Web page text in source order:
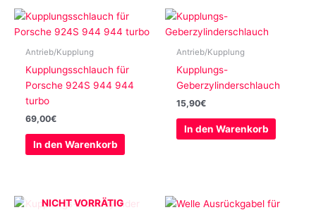
Antrieb/Kupplung
Kupplungsschlauch für
Porsche 924S 944 944
turbo
69,00€
In den Warenkorb
Antrieb/Kupplung
Kupplungs-
Geberzylinderschlauch
15,90€
In den Warenkorb
NICHT VORRÄTIG